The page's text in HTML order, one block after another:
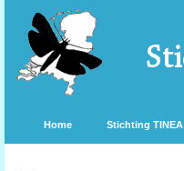
Home Stichting TINEA